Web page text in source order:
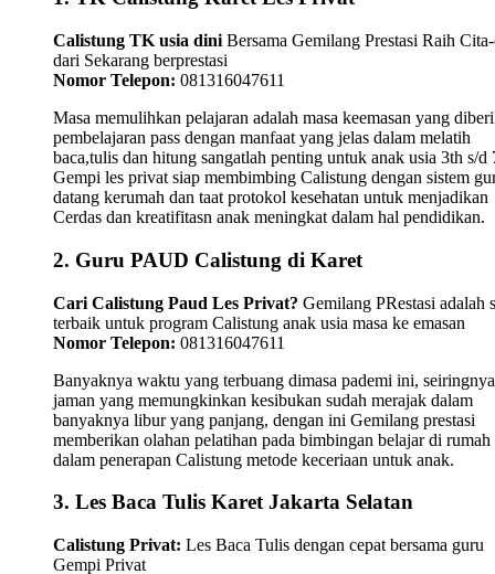
Calistung TK usia dini Bersama Gemilang Prestasi Raih
dari Sekarang berprestasi
Nomor Telepon: 081316047611
Masa memulihkan pelajaran adalah masa keemasan yang
pembelajaran pass dengan manfaat yang jelas dalam melatih
baca,tulis dan hitung sangatlah penting untuk anak usia 3th s/d
Gempi les privat siap membimbing Calistung dengan sistem
datang kerumah dan taat protokol kesehatan untuk menjadikan
Cerdas dan kreatifitasn anak meningkat dalam hal pendidikan.
2. Guru PAUD Calistung di Karet
Cari Calistung Paud Les Privat? Gemilang PRestasi adalah
terbaik untuk program Calistung anak usia masa ke emasan
Nomor Telepon: 081316047611
Banyaknya waktu yang terbuang dimasa pademi ini, seiringnya
jaman yang memungkinkan kesibukan sudah merajak dalam
banyaknya libur yang panjang, dengan ini Gemilang prestasi
memberikan olahan pelatihan pada bimbingan belajar di rumah
dalam penerapan Calistung metode keceriaan untuk anak.
3. Les Baca Tulis Karet Jakarta Selatan
Calistung Privat: Les Baca Tulis dengan cepat bersama guru
Gempi Privat